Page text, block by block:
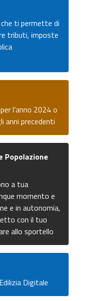
ti permette di
tributi, imposte
l’anno 2024 o
anni precedenti
Popolazione
a tua
momento e
e in autonomia,
con il tuo
allo sportello
Digitale